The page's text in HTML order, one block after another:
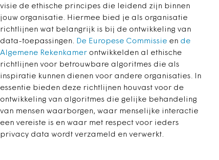
visie de ethische principes die leidend zijn binnen
jouw organisatie. Hiermee bied je als organisatie
richtlijnen wat belangrijk is bij de ontwikkeling van
data-toepassingen. De Europese Commissie en de
Algemene Rekenkamer ontwikkelden al ethische
richtlijnen voor betrouwbare algoritmes die als
inspiratie kunnen dienen voor andere organisaties. In
essentie bieden deze richtlijnen houvast voor de
ontwikkeling van algoritmes die gelijke behandeling
van mensen waarborgen, waar menselijke interactie
een vereiste is en waar met respect voor ieders
privacy data wordt verzameld en verwerkt.